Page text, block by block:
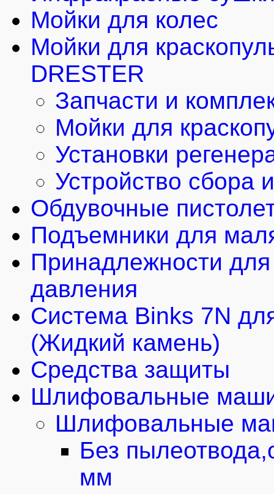
Мойки для колес
Мойки для
DRESTER
Запчасти и
Мойки для
Установки
Устройство сбора
Обдувочные
Подъемники для
Принадлежности для
давления
Система Binks 7N
(Жидкий камень)
Средства защиты
Шлифовальные
Шлифовальные
Без
мм